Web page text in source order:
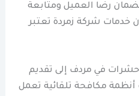
رضا العميل ومتابعة
خدمات شركة زمردة تعتبر
في مردف إلى تقديم
أنظمة مكافحة تلقائية تعمل